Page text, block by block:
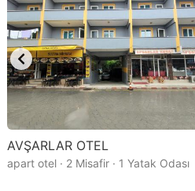
AVŞARLAR OTEL
apart otel · 2 Misafir · 1 Yatak Odası